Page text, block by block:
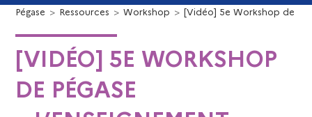
[VIDÉO] 5E WORKSHOP
DE PÉGASE
Pégase > Ressources > Workshop > [Vidéo] 5e Workshop de